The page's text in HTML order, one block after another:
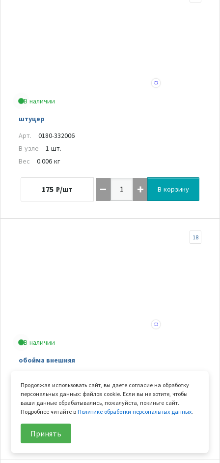
В наличии
штуцер
Арт.
0180-332006
В узле
1 шт.
Вес
0.006 кг
175 ₽/шт В корзину
В наличии
обойма внешняя
18
В узле
1 шт.
Вес
0.053 кг
1 831
Продолжая использовать сайт, вы даете согласие на обработку
персональных данных: файлов cookie. Если вы не хотите, чтобы
ваши данные обрабатывались, пожалуйста, покиньте сайт.
Подробнее читайте вПолитике обработки персональных данных.
Принять